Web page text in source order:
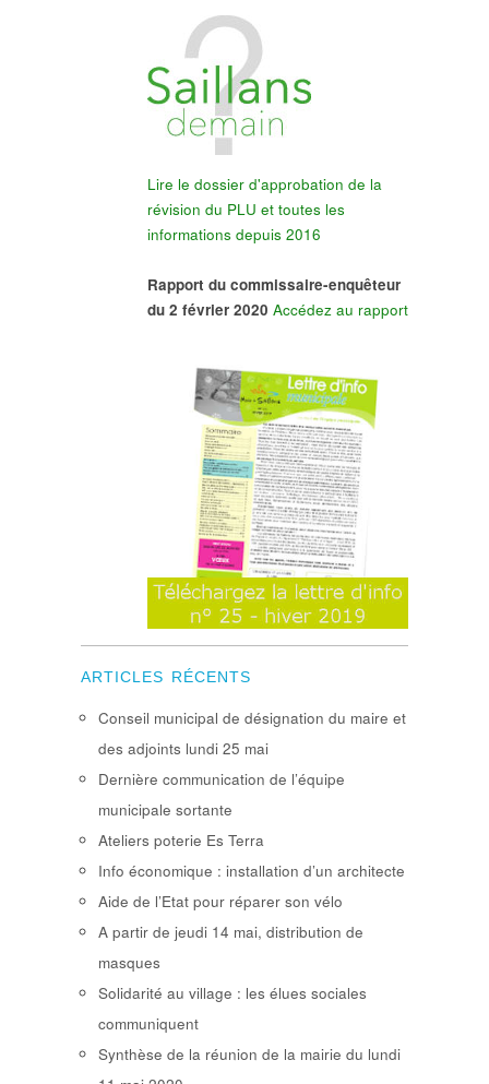
Lire le dossier d'approbation de la
révision du PLU et toutes les
informations depuis 2016
Rapport du commissaire-enquêteur
du 2 février 2020 Accédez au rapport
ARTICLES RÉCENTS
Conseil municipal de désignation du maire et
des adjoints lundi 25 mai
Dernière communication de l’équipe
municipale sortante
Ateliers poterie Es Terra
Info économique : installation d’un architecte
Aide de l’Etat pour réparer son vélo
A partir de jeudi 14 mai, distribution de
masques
Solidarité au village : les élues sociales
communiquent
Synthèse de la réunion de la mairie du lundi